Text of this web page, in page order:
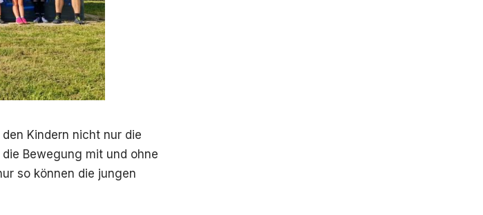
Kindern nicht nur die
Bewegung mit und ohne
so können die jungen